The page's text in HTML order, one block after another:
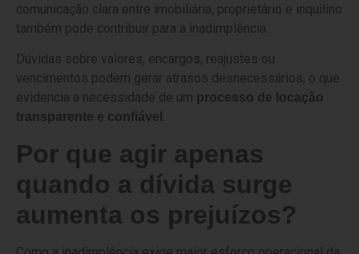
comunicação clara entre imobiliária, proprietário e inquilino
também pode contribuir para a inadimplência.
Dúvidas sobre valores, encargos, reajustes ou
vencimentos podem gerar atrasos desnecessários, o que
evidencia a necessidade de um processo de locação
transparente e confiável .
Por que agir apenas
quando a dívida surge
aumenta os prejuízos?